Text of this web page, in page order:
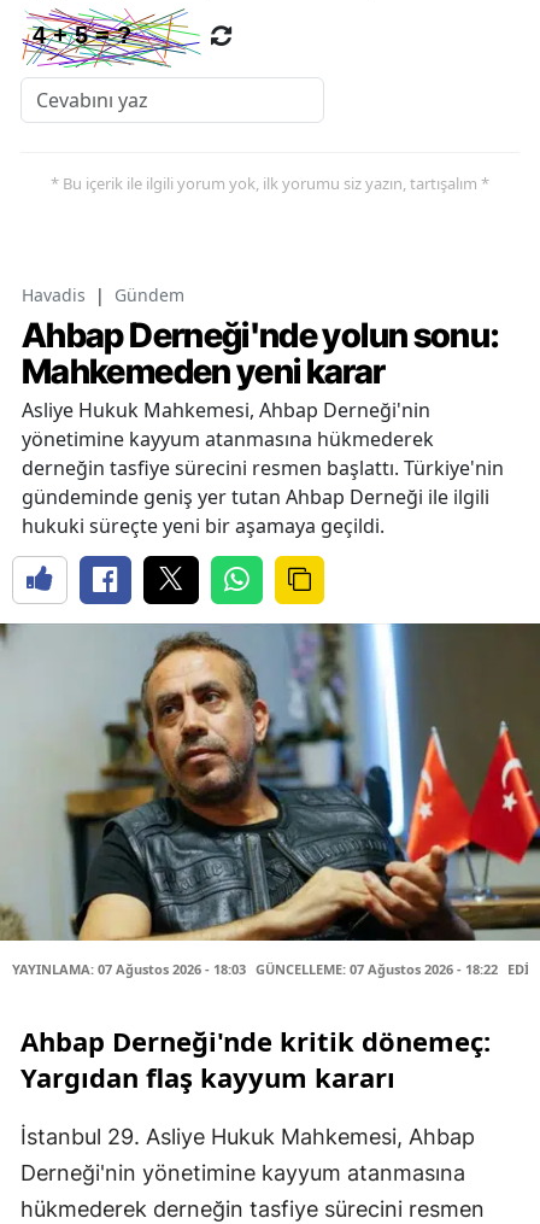
* Bu içerik ile ilgili yorum yok, ilk yorumu siz yazın, tartışalım *
Havadis | Gündem
Ahbap Derneği'nde yolun sonu:
Mahkemeden yeni karar
Asliye Hukuk Mahkemesi, Ahbap Derneği'nin
yönetimine kayyum atanmasına hükmederek
derneğin tasfiye sürecini resmen başlattı. Türkiye'nin
gündeminde geniş yer tutan Ahbap Derneği ile ilgili
hukuki süreçte yeni bir aşamaya geçildi.
YAYINLAMA: 07 Ağustos 2026 - 18:03 GÜNCELLEME: 07 Ağustos 2026 - 18:22
Ahbap Derneği'nde kritik dönemeç:
Yargıdan flaş kayyum kararı
İstanbul 29. Asliye Hukuk Mahkemesi, Ahbap
Derneği'nin yönetimine kayyum atanmasına
hükmederek derneğin tasfiye sürecini resmen